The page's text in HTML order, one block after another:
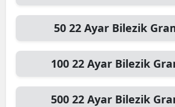
50 22 Ayar Bilezik
100 22 Ayar Bilezik
500 22 Ayar Bilezik